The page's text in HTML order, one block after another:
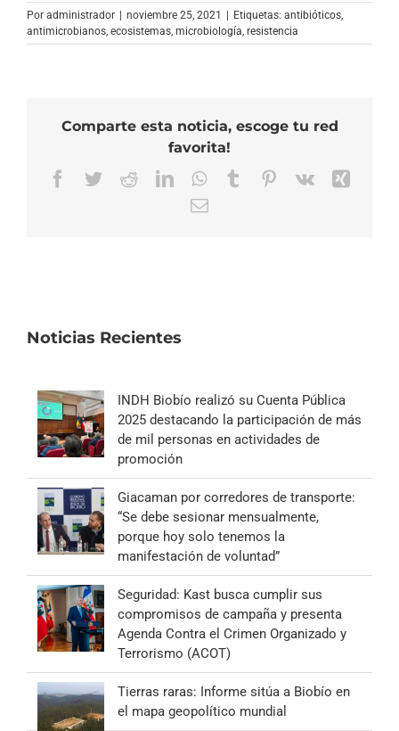
Por administrador noviembre 25, 2021 Etiquetas: antibióticos,
antimicrobianos, ecosistemas, microbiología, resistencia
Comparte esta noticia, escoge tu red
favorita!
Facebook
TwitterRedditLinkedInWhatsApp
TumblrPinterest
Vk
Correo
Noticias Recientes
INDH Biobío realizó su Cuenta Pública
2025 destacando la participación de más
de mil personas en actividades de
promoción
Giacaman por corredores de transporte:
“Se debe sesionar mensualmente,
porque hoy solo tenemos la
manifestación de voluntad”
Seguridad: Kast busca cumplir sus
compromisos de campaña y presenta
Agenda Contra el Crimen Organizado y
Terrorismo (ACOT)
Tierras raras: Informe sitúa a Biobío en
el mapa geopolítico mundial